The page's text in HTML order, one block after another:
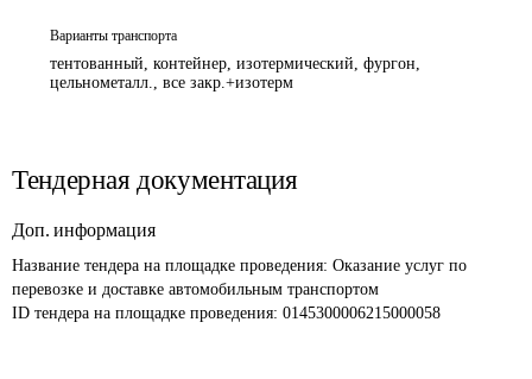
Варианты транспорта
тентованный, контейнер, изотермический, фургон,
цельнометалл., все закр.+изотерм
Тендерная документация
Доп. информация
Название тендера на площадке проведения: Оказание услуг по
перевозке и доставке автомобильным транспортом
ID тендера на площадке проведения: 0145300006215000058